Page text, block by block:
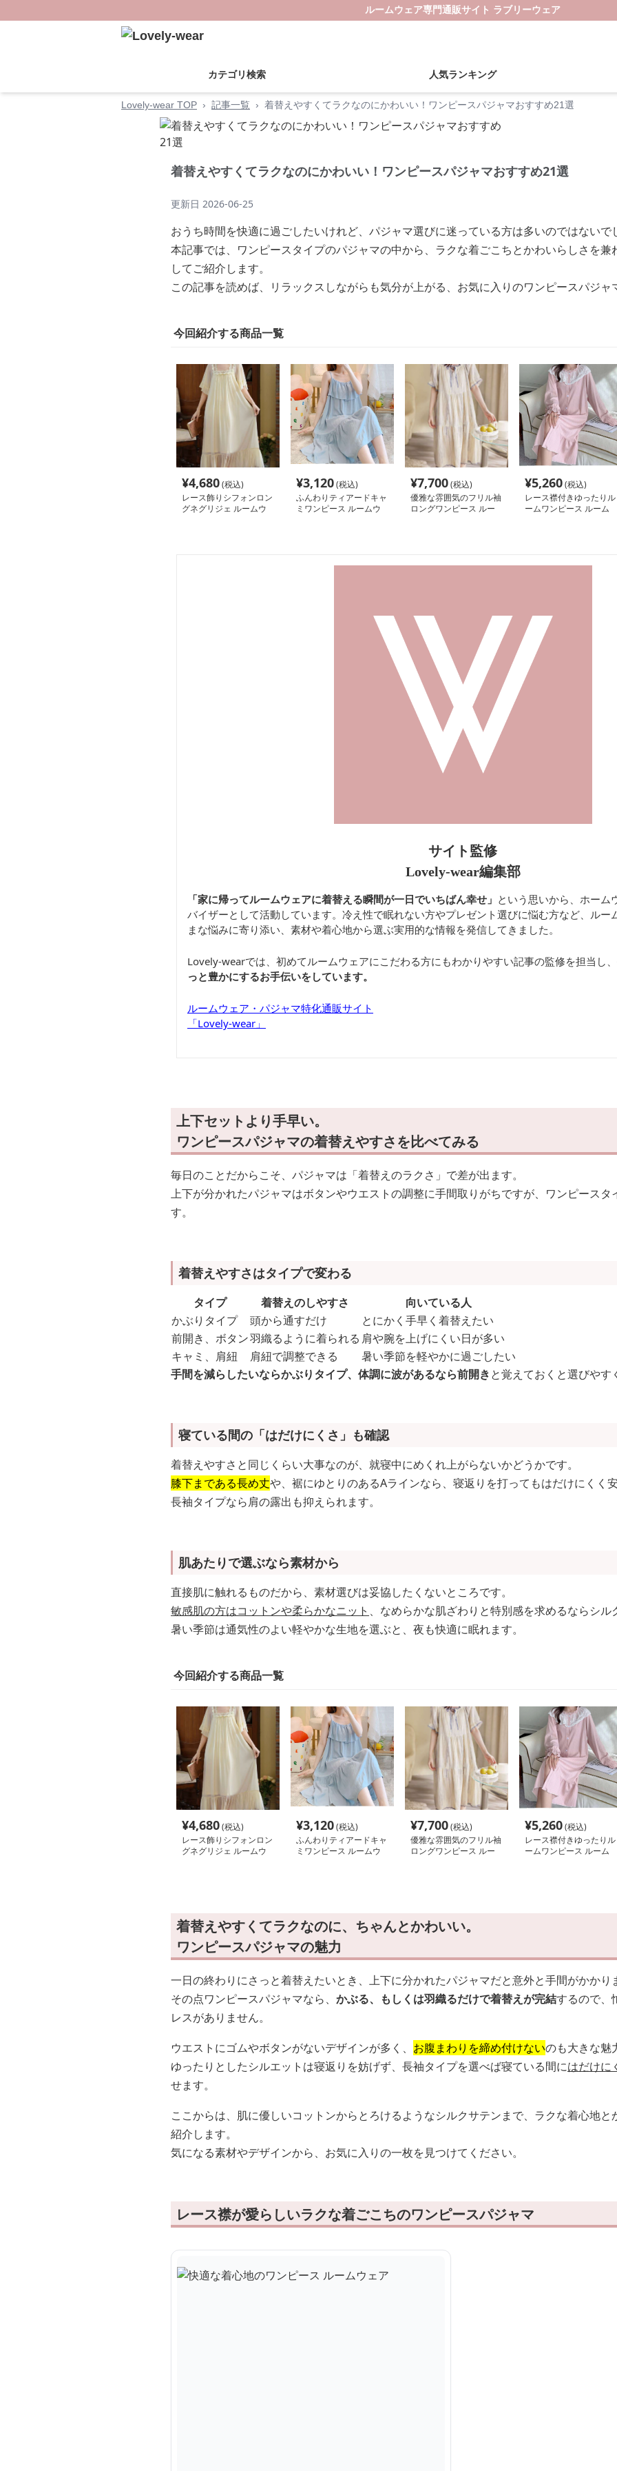
ルームウェア専門通販サイト ラブリーウェア
カテゴリ検索 人気ランキング
Lovely-wear TOP › 記事一覧 › 着替えやすくてラクなのにかわいい！ワンピースパジャマおすすめ21選
着替えやすくてラクなのにかわいい！ワンピースパジャマおすすめ21選
更新日 2026-06-25
おうち時間を快適に過ごしたいけれど、パジャマ選びに迷っている方は多いのではないで
本記事では、ワンピースタイプのパジャマの中から、ラクな着ごこちとかわいらしさを兼
してご紹介します。
この記事を読めば、リラックスしながらも気分が上がる、お気に入りのワンピースパジャ
今回紹介する商品一覧
¥4,680(税込)
レース飾りシフォンロン
グネグリジェ ルームウ
¥3,120(税込)
ふんわりティアードキャ
ミワンピース ルームウ
¥7,700(税込)
優雅な雰囲気のフリル袖
ロングワンピース ルー
¥5,260(税込)
レース襟付きゆったりル
ームワンピース ルーム
サイト監修
Lovely-wear編集部
「家に帰ってルームウェアに着替える瞬間が一日でいちばん幸せ」 という思いから、ホーム
バイザーとして活動しています。冷え性で眠れない方やプレゼント選びに悩む方など、ルー
まな悩みに寄り添い、素材や着心地から選ぶ実用的な情報を発信してきました。
Lovely-wearでは、初めてルームウェアにこだわる方にもわかりやすい記事の監修を担当し、
っと豊かにするお手伝いをしています。
ルームウェア・パジャマ特化通販サイト
「Lovely-wear」
上下セットより手早い。
ワンピースパジャマの着替えやすさを比べてみる
毎日のことだからこそ、パジャマは「着替えのラクさ」で差が出ます。
上下が分かれたパジャマはボタンやウエストの調整に手間取りがちですが、ワンピースタ
す。
着替えやすさはタイプで変わる
タイプ 着替えのしやすさ
向いている人
かぶりタイプ
頭から通すだけ
とにかく手早く着替えたい
前開き、ボタン羽織るように着られる 肩や腕を上げにくい日が多い
キャミ、肩紐
肩紐で調整できる
暑い季節を軽やかに過ごしたい
手間を減らしたいならかぶりタイプ、体調に波があるなら前開きと覚えておくと選びやす
寝ている間の「はだけにくさ」も確認
着替えやすさと同じくらい大事なのが、就寝中にめくれ上がらないかどうかです。
膝下まである長め丈や、裾にゆとりのあるAラインなら、寝返りを打ってもはだけにくく安
長袖タイプなら肩の露出も抑えられます。
肌あたりで選ぶなら素材から
直接肌に触れるものだから、素材選びは妥協したくないところです。
敏感肌の方はコットンや柔らかなニット 、なめらかな肌ざわりと特別感を求めるならシル
暑い季節は通気性のよい軽やかな生地を選ぶと、夜も快適に眠れます。
今回紹介する商品一覧
¥4,680(税込)
レース飾りシフォンロン
グネグリジェ ルームウ
¥3,120(税込)
ふんわりティアードキャ
ミワンピース ルームウ
¥7,700(税込)
優雅な雰囲気のフリル袖
ロングワンピース ルー
¥5,260(税込)
レース襟付きゆったりル
ームワンピース ルーム
着替えやすくてラクなのに、ちゃんとかわいい。
ワンピースパジャマの魅力
一日の終わりにさっと着替えたいとき、上下に分かれたパジャマだと意外と手間がかかり
その点ワンピースパジャマなら、 かぶる、もしくは羽織るだけで着替えが完結するので、
レスがありません。
ウエストにゴムやボタンがないデザインが多く、 お腹まわりを締め付けないのも大きな魅
ゆったりとしたシルエットは寝返りを妨げず、長袖タイプを選べば寝ている間にはだけに
せます。
ここからは、肌に優しいコットンからとろけるようなシルクサテンまで、ラクな着心地
紹介します。
気になる素材やデザインから、お気に入りの一枚を見つけてください。
レース襟が愛らしいラクな着ごこちのワンピースパジャマ